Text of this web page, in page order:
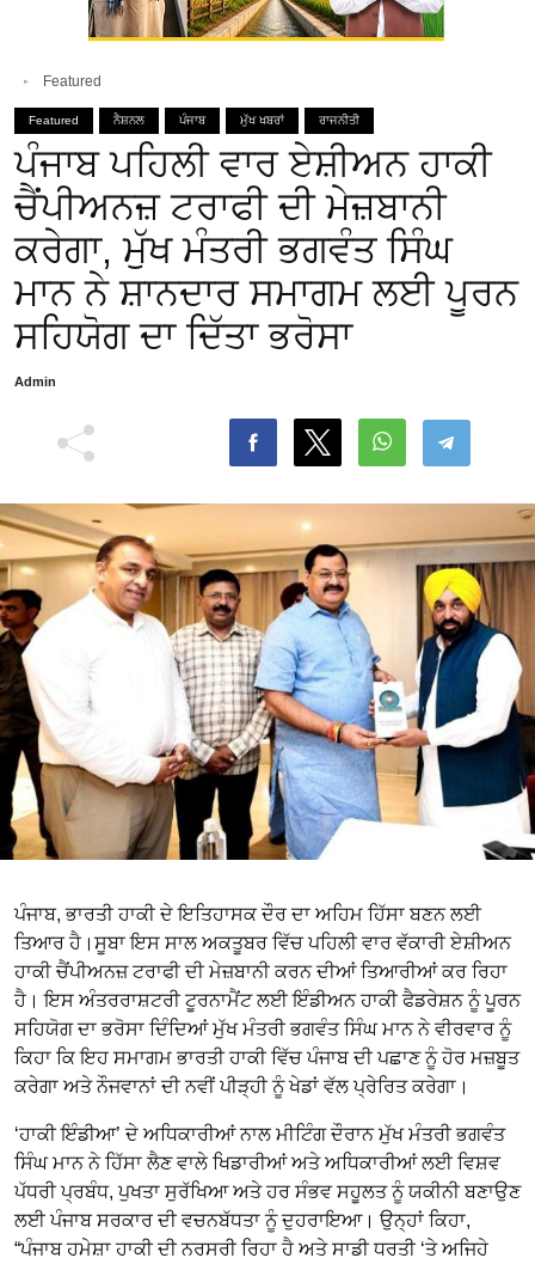
Featured
Featured ਨੈਸ਼ਨਲ ਪੰਜਾਬ ਮੁੱਖ ਖਬਰਾਂ ਰਾਜਨੀਤੀ
ਪੰਜਾਬ ਪਹਿਲੀ ਵਾਰ ਏਸ਼ੀਅਨ ਹਾਕੀ
ਚੈਂਪੀਅਨਜ਼ ਟਰਾਫੀ ਦੀ ਮੇਜ਼ਬਾਨੀ
ਕਰੇਗਾ, ਮੁੱਖ ਮੰਤਰੀ ਭਗਵੰਤ ਸਿੰਘ
ਮਾਨ ਨੇ ਸ਼ਾਨਦਾਰ ਸਮਾਗਮ ਲਈ ਪੂਰਨ
ਸਹਿਯੋਗ ਦਾ ਦਿੱਤਾ ਭਰੋਸਾ
Admin
ਪੰਜਾਬ, ਭਾਰਤੀ ਹਾਕੀ ਦੇ ਇਤਿਹਾਸਕ ਦੌਰ ਦਾ ਅਹਿਮ ਹਿੱਸਾ ਬਣਨ ਲਈ
ਤਿਆਰ ਹੈ।ਸੂਬਾ ਇਸ ਸਾਲ ਅਕਤੂਬਰ ਵਿੱਚ ਪਹਿਲੀ ਵਾਰ ਵੱਕਾਰੀ ਏਸ਼ੀਅਨ
ਹਾਕੀ ਚੈਂਪੀਅਨਜ਼ ਟਰਾਫੀ ਦੀ ਮੇਜ਼ਬਾਨੀ ਕਰਨ ਦੀਆਂ ਤਿਆਰੀਆਂ ਕਰ ਰਿਹਾ
ਹੈ। ਇਸ ਅੰਤਰਰਾਸ਼ਟਰੀ ਟੂਰਨਾਮੈਂਟ ਲਈ ਇੰਡੀਅਨ ਹਾਕੀ ਫੈਡਰੇਸ਼ਨ ਨੂੰ ਪੂਰਨ
ਸਹਿਯੋਗ ਦਾ ਭਰੋਸਾ ਦਿੰਦਿਆਂ ਮੁੱਖ ਮੰਤਰੀ ਭਗਵੰਤ ਸਿੰਘ ਮਾਨ ਨੇ ਵੀਰਵਾਰ ਨੂੰ
ਕਿਹਾ ਕਿ ਇਹ ਸਮਾਗਮ ਭਾਰਤੀ ਹਾਕੀ ਵਿੱਚ ਪੰਜਾਬ ਦੀ ਪਛਾਣ ਨੂੰ ਹੋਰ ਮਜ਼ਬੂਤ
ਕਰੇਗਾ ਅਤੇ ਨੌਜਵਾਨਾਂ ਦੀ ਨਵੀਂ ਪੀੜ੍ਹੀ ਨੂੰ ਖੇਡਾਂ ਵੱਲ ਪ੍ਰੇਰਿਤ ਕਰੇਗਾ।
‘ਹਾਕੀ ਇੰਡੀਆ’ ਦੇ ਅਧਿਕਾਰੀਆਂ ਨਾਲ ਮੀਟਿੰਗ ਦੌਰਾਨ ਮੁੱਖ ਮੰਤਰੀ ਭਗਵੰਤ
ਸਿੰਘ ਮਾਨ ਨੇ ਹਿੱਸਾ ਲੈਣ ਵਾਲੇ ਖਿਡਾਰੀਆਂ ਅਤੇ ਅਧਿਕਾਰੀਆਂ ਲਈ ਵਿਸ਼ਵ
ਪੱਧਰੀ ਪ੍ਰਬੰਧ, ਪੁਖਤਾ ਸੁਰੱਖਿਆ ਅਤੇ ਹਰ ਸੰਭਵ ਸਹੂਲਤ ਨੂੰ ਯਕੀਨੀ ਬਣਾਉਣ
ਲਈ ਪੰਜਾਬ ਸਰਕਾਰ ਦੀ ਵਚਨਬੱਧਤਾ ਨੂੰ ਦੁਹਰਾਇਆ। ਉਨ੍ਹਾਂ ਕਿਹਾ,
“ਪੰਜਾਬ ਹਮੇਸ਼ਾ ਹਾਕੀ ਦੀ ਨਰਸਰੀ ਰਿਹਾ ਹੈ ਅਤੇ ਸਾਡੀ ਧਰਤੀ ‘ਤੇ ਅਜਿਹੇ